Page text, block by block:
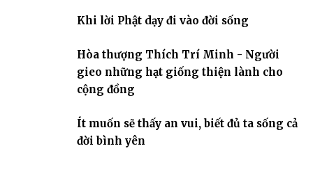
Khi lời Phật dạy đi vào đời sống
Hòa thượng Thích Trí Minh - Người
gieo những hạt giống thiện lành cho
cộng đồng
Ít muốn sẽ thấy an vui, biết đủ ta sống cả
đời bình yên